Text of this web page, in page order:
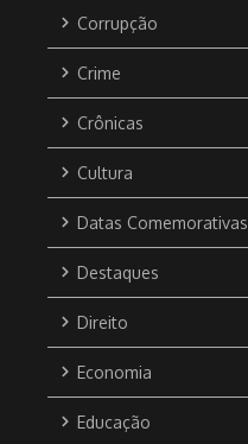
Corrupção
Crime
Crônicas
Cultura
Datas Comemorativas
Destaques
Direito
Economia
Educação